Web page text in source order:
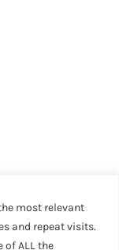
most relevant
and repeat visits.
of ALL the